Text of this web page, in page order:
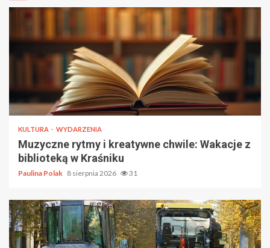
KULTURA WYDARZENIA
Muzyczne rytmy i kreatywne chwile: Wakacje z
biblioteką w Kraśniku
Paulina Polak 8 sierpnia 2026 31